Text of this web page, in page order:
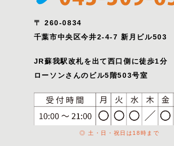
〒 260-0834
千葉市中央区今井2-4-7 新月ビル503
JR蘇我駅改札を出て西口側に徒歩1分
ローソンさんのビル5階503号室
◎ 土・日・祝日は18時まで